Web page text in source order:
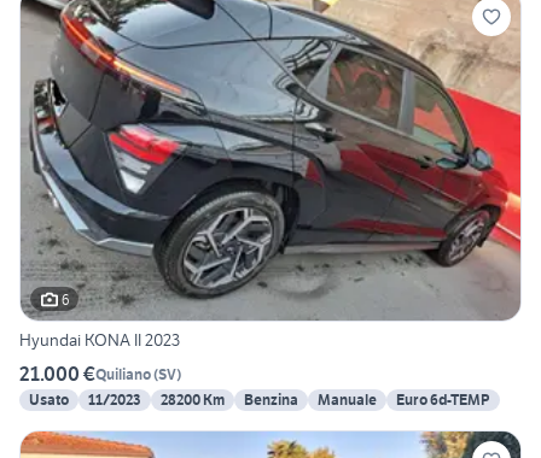
6
Hyundai KONA II 2023
21.000 €Quiliano(SV)
Usato
11/2023 28200 Km Benzina Manuale Euro 6d-TEMP